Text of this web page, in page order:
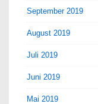
September 2019
August 2019
Juli 2019
Juni 2019
Mai 2019